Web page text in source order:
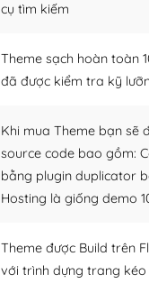
cụ tìm kiếm
Theme sạch hoàn toàn
đã được kiểm tra kỹ
Khi mua Theme bạn sẽ
source code bao gồm:
bằng plugin duplicator
Hosting là giống demo
Theme được Build trên
với trình dựng trang